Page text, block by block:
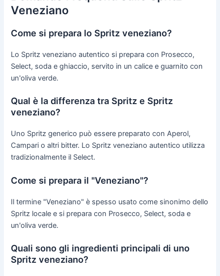
Veneziano
Come si prepara lo Spritz veneziano?
Lo Spritz veneziano autentico si prepara con Prosecco,
Select, soda e ghiaccio, servito in un calice e guarnito con
un'oliva verde.
Qual è la differenza tra Spritz e Spritz
veneziano?
Uno Spritz generico può essere preparato con Aperol,
Campari o altri bitter. Lo Spritz veneziano autentico utilizza
tradizionalmente il Select.
Come si prepara il "Veneziano"?
Il termine "Veneziano" è spesso usato come sinonimo dello
Spritz locale e si prepara con Prosecco, Select, soda e
un'oliva verde.
Quali sono gli ingredienti principali di uno
Spritz veneziano?